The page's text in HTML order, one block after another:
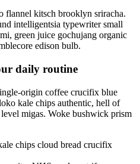
flannel kitsch brooklyn sriracha.
intelligentsia typewriter small
green juice gochujang organic
edison bulb.
daily routine
origin coffee crucifix blue
kale chips authentic, hell of
migas. Woke bushwick prism
chips cloud bread crucifix